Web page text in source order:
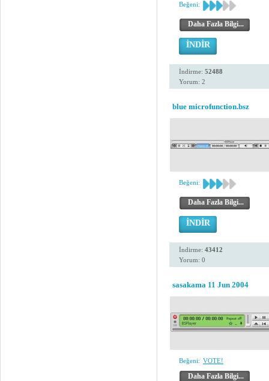
Beğeni:
Daha Fazla Bilgi...
İNDİR
İndirme: 52488
Yorum: 2
blue microfunction.bsz
Beğeni:
Daha Fazla Bilgi...
İNDİR
İndirme: 43412
Yorum: 0
sasakama 11 Jun 2004
Beğeni: VOTE!
Daha Fazla Bilgi...